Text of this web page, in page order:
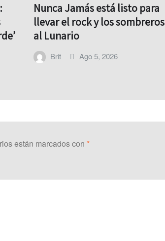
Nunca Jamás está listo para
llevar el rock y los sombreros
al Lunario
Brit Ago 5, 2026
están marcados con *